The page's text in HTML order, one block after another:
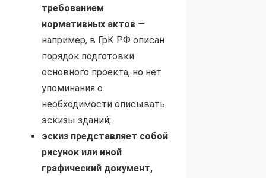
требованием
нормативных актов —
например, в ГрК РФ описан
порядок подготовки
основного проекта, но нет
упоминания о
необходимости описывать
эскизы зданий;
эскиз представляет собой
рисунок или иной
графический документ,